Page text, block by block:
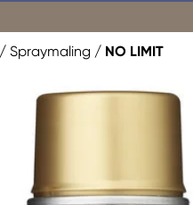
Spraymaling NO LIMIT